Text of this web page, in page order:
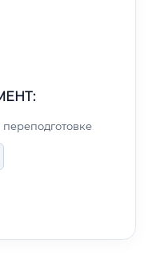
дней